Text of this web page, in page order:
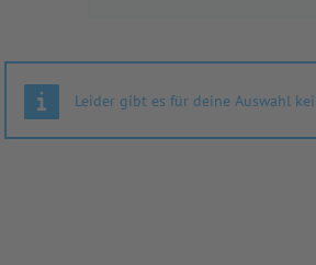
Leider gibt es für deine Auswahl